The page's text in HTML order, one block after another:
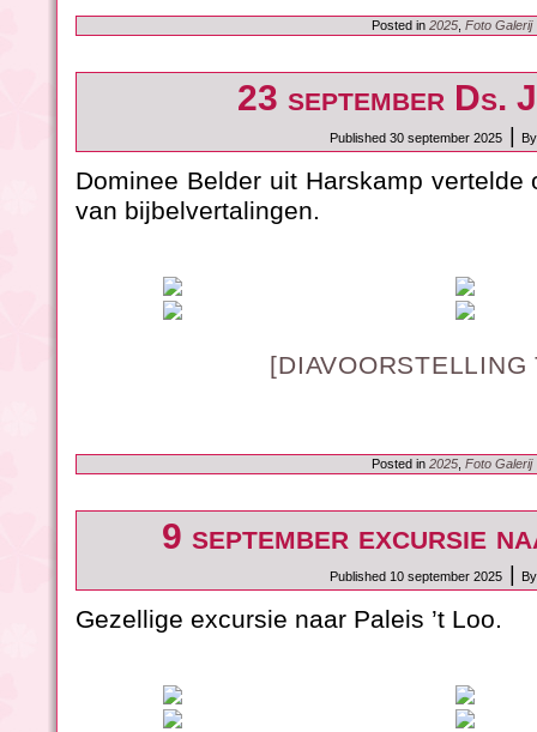
Posted in 2025 Foto Galerij
23 september Ds.
Published 30 september 2025 By
Dominee Belder uit Harskamp
van bijbelvertalingen.
[DIAVOORSTELLING
Posted in 2025 Foto Galerij
9 september excursie
Published 10 september 2025 By
Gezellige excursie naar Paleis ’t Loo.